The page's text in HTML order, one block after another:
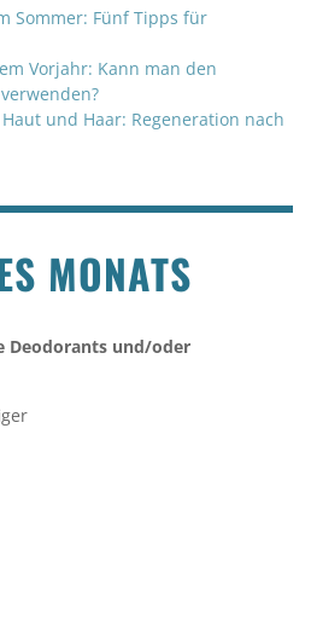
Sommer: Fünf Tipps für
Vorjahr: Kann man den
und Haar: Regeneration nach
MONATS
Deodorants und/oder